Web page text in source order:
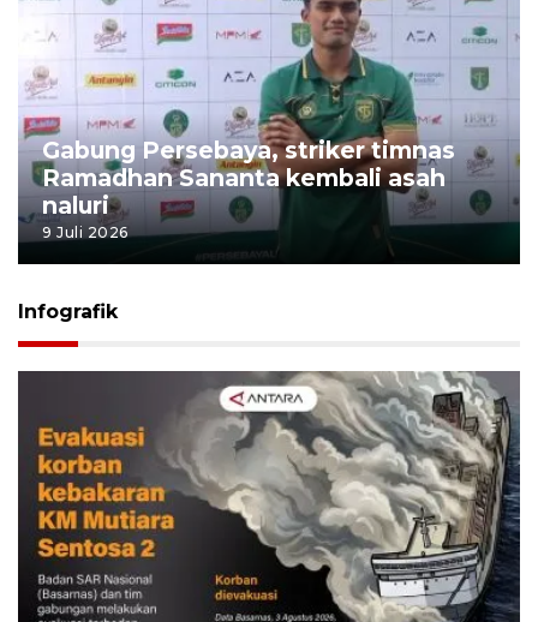
Gabung Persebaya, striker timnas
Ramadhan Sananta kembali asah
naluri
9 Juli 2026
Infografik